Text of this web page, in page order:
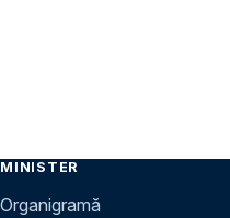
MINISTER
Organigramă